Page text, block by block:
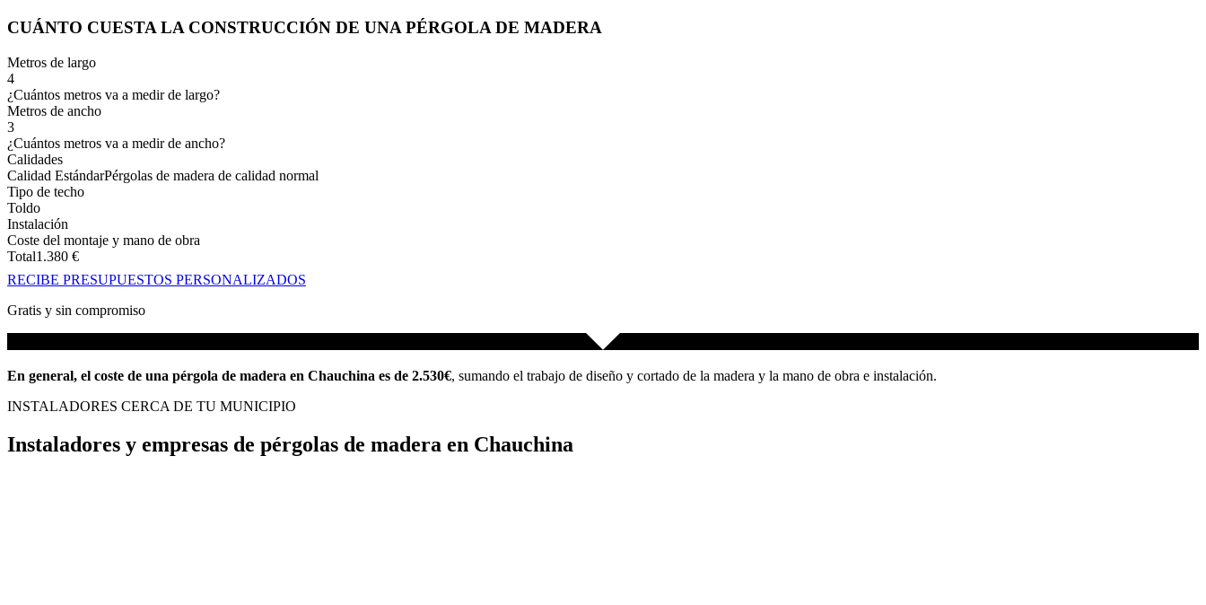
CUÁNTO CUESTA LA CONSTRUCCIÓN DE UNA PÉRGOLA DE MADERA
Metros de largo
4
¿Cuántos metros va a medir de largo?
Metros de ancho
3
¿Cuántos metros va a medir de ancho?
Calidades
Calidad EstándarPérgolas de madera de calidad normal
Tipo de techo
Toldo
Instalación
Coste del montaje y mano de obra
Total1.380 €
RECIBE PRESUPUESTOS PERSONALIZADOS
Gratis y sin compromiso
En general, el coste de una pérgola de madera en Chauchina es de 2.530€, sumando el trabajo de diseño y cortado de la madera y la mano de obra e instalación.
INSTALADORES CERCA DE TU MUNICIPIO
Instaladores y empresas de pérgolas de madera en Chauchina